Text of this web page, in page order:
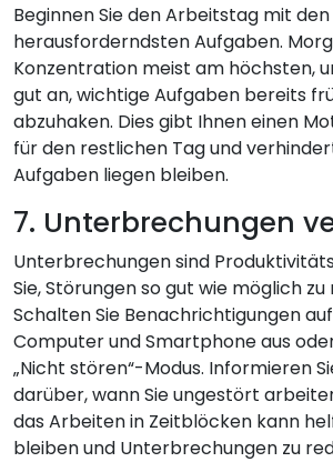
Beginnen Sie den Arbeitstag mit
herausforderndsten Aufgaben.
Konzentration meist am höchsten,
gut an, wichtige Aufgaben bereits
abzuhaken. Dies gibt Ihnen einen
für den restlichen Tag und
Aufgaben liegen bleiben.
7. Unterbrechungen
Unterbrechungen sind
Sie, Störungen so gut wie möglich zu
Schalten Sie Benachrichtigungen
Computer und Smartphone aus
„Nicht stören“-Modus. Informieren
darüber, wann Sie ungestört
das Arbeiten in Zeitblöcken kann
bleiben und Unterbrechungen zu